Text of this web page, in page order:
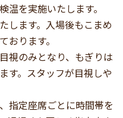
温を実施いたします。
します。入場後もこまめ
おります。
視のみとなり、もぎりは
す。スタッフが目視しや
指定座席ごとに時間帯を